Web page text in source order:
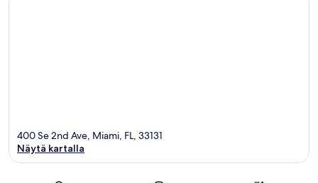
400 Se 2nd Ave, Miami, FL, 33131
Näytä kartalla